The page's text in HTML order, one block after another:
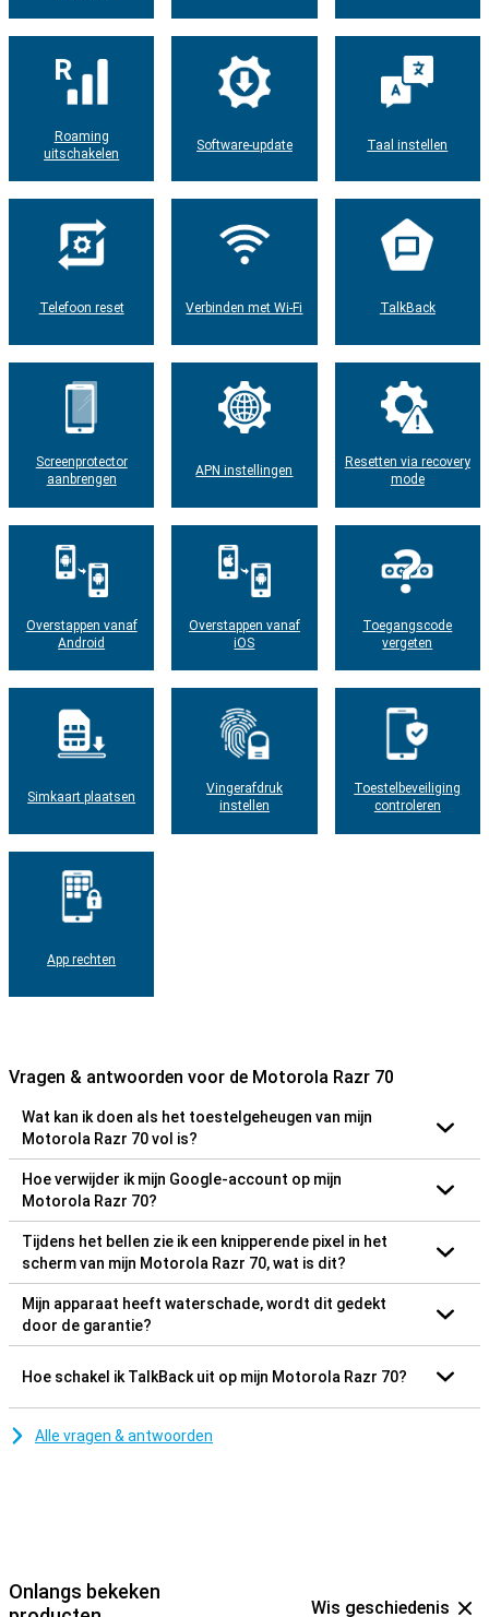
Roaming
uitschakelen
Software-update Taal instellen
Telefoon reset Verbinden met Wi-Fi TalkBack
Screenprotector
aanbrengen
APN instellingen
Resetten via recovery
mode
Overstappen vanaf
Android
Overstappen vanaf
iOS
Toegangscode
vergeten
Simkaart plaatsen
Vingerafdruk
instellen
Toestelbeveiliging
controleren
App rechten
Vragen & antwoorden voor de Motorola Razr 70
Wat kan ik doen als het toestelgeheugen van mijn
Motorola Razr 70 vol is?
Hoe verwijder ik mijn Google-account op mijn
Motorola Razr 70?
Tijdens het bellen zie ik een knipperende pixel in het
scherm van mijn Motorola Razr 70, wat is dit?
Mijn apparaat heeft waterschade, wordt dit gedekt
door de garantie?
Hoe schakel ik TalkBack uit op mijn Motorola Razr 70?
Alle vragen & antwoorden
Onlangs bekeken
Wis geschiedenis